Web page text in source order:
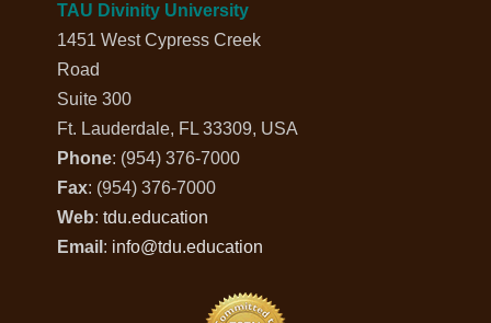
TAU Divinity University
1451 West Cypress Creek
Road
Suite 300
Ft. Lauderdale, FL 33309, USA
Phone: (954) 376-7000
Fax: (954) 376-7000
Web:tdu.education
Email : info@tdu.education